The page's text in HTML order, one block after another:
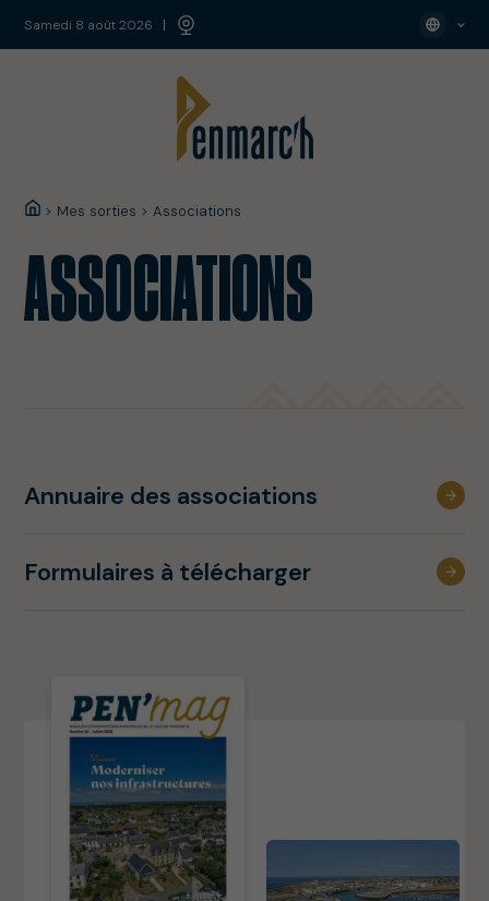
samedi 8 août 2026
> Mes sorties >Associations
ASSOCIATIONS
Annuaire des associations
Formulaires à télécharger